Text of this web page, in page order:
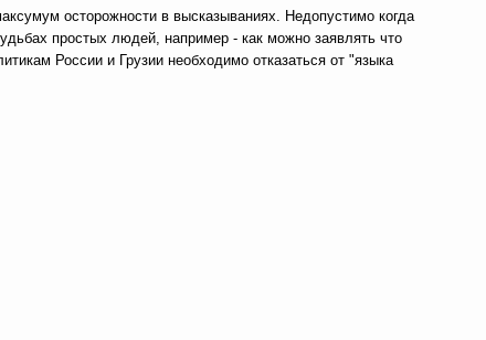
осторожности в высказываниях. Недопустимо когда
простых людей, например - как можно заявлять что
России и Грузии необходимо отказаться от "языка